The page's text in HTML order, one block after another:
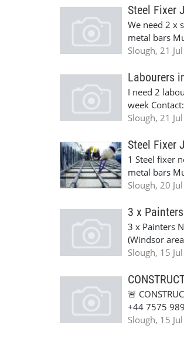
Steel Fixer
We need 2 x
metal bars
Contact:
Slough, 21
Labourers
I need 2
week
Slough, 21
Steel Fixer
1 Steel fixer
metal bars
Anca
Slough, 20
3 x
3 x Painters
(Windsor
Tomorrow
✔️ Full PPE 🚗
Slough, 15
🚨
+44 7575
workers for
Slough, 15